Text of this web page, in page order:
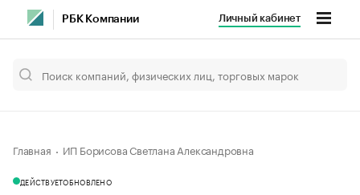
РБК Компании Личный кабинет
Главная ИП Борисова Светлана Александровна
ДЕЙСТВУЕТОБНОВЛЕНО